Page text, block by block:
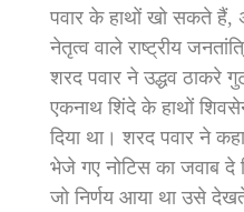
पवार के हाथों खो सकते हैं,
नेतृत्व वाले राष्ट्रीय
शरद पवार ने उद्धव ठाकरे
एकनाथ शिंदे के हाथों
दिया था। शरद पवार ने
भेजे गए नोटिस का जवाब
जो निर्णय आया था उसे